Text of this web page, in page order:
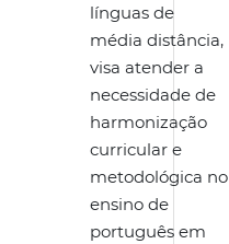
línguas de
média distância,
visa atender a
necessidade de
harmonização
curricular e
metodológica no
ensino de
português em